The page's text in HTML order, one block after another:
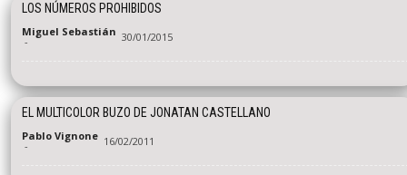
LOS NÚMEROS PROHIBIDOS
Miguel Sebastián
- 30/01/2015
EL MULTICOLOR BUZO DE JONATAN CASTELLANO
Pablo Vignone
- 16/02/2011